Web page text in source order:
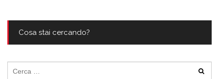
Cosa stai cercando?
per: